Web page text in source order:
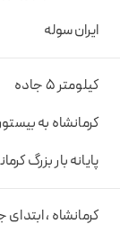
ایران سوله
کیلومتر ۵ جاده
کرمانشاه به
پایانه بار بزرگ
کرمانشاه ، ابتدای